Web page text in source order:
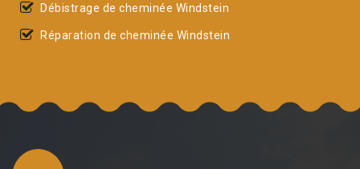
Débistrage de cheminée Windstein
Réparation de cheminée Windstein